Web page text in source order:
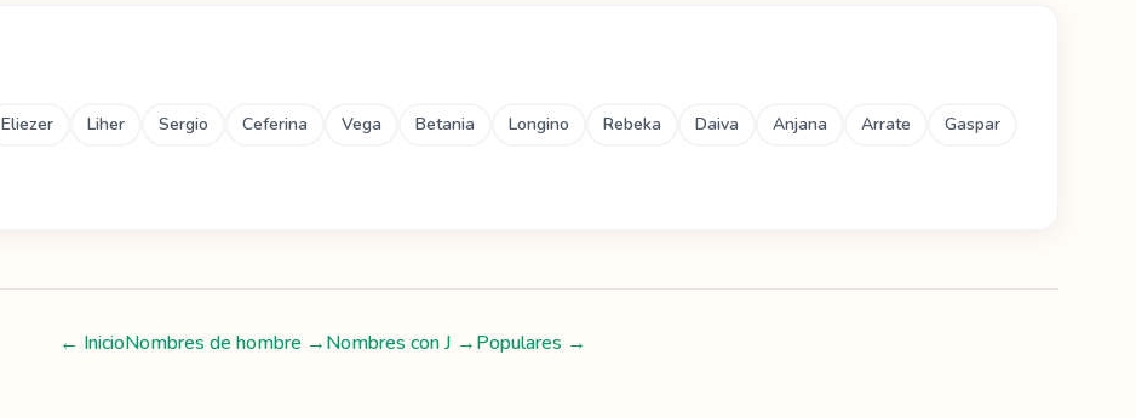
Eliezer Liher Sergio Ceferina Vega Betania Longino Rebeka Daiva Anjana Arrate
Gaspar
← InicioNombres de hombre →Nombres conJ →Populares →